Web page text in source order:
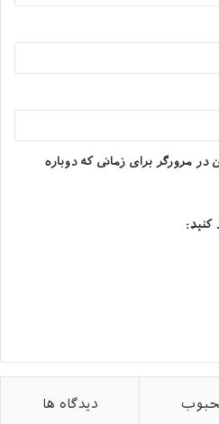
به عنوان یک میان وعده
مورد استفاده قرار می‌گیرد.
سگ خود بدهید، دانه و هسته
برای سگ ها می‌شود. در روزهای
را فریز کنید و به عنوان یک
خود قرار بدهید.
برای سگ ها توصیه نمی‌شود.
دو تا سه روز در هفته به سگتان
را به عنوان یک وعده غذایی
می‌کنند. موز سرشار از
ث است. دارای پتاسیم و همچنین
است. موز سیستم ایمنی سگ
به رشد استخوان‌ها کمک
مرورگر برای زمانی که دوباره
کنید:
دیدگاه ها